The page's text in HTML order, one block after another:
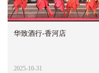
华致酒行-香河店
2025-10-31